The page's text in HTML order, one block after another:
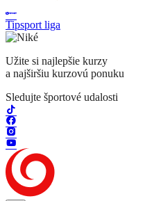
Tipsport liga
Užite si najlepšie kurzy
a najširšiu kurzovú ponuku
Sledujte športové udalosti